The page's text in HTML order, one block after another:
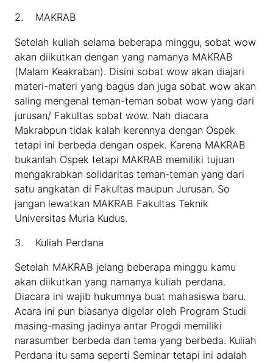
2. MAKRAB
Setelah kuliah selama beberapa minggu, sobat wow
akan diikutkan dengan yang namanya MAKRAB
(Malam Keakraban). Disini sobat wow akan diajari
materi-materi yang bagus dan juga sobat wow akan
saling mengenal teman-teman sobat wow yang dari
jurusan/ Fakultas sobat wow. Nah diacara
Makrabpun tidak kalah kerennya dengan Ospek
tetapi ini berbeda dengan ospek. Karena MAKRAB
bukanlah Ospek tetapi MAKRAB memiliki tujuan
mengakrabkan solidaritas teman-teman yang dari
satu angkatan di Fakultas maupun Jurusan. So
jangan lewatkan MAKRAB Fakultas Teknik
Universitas Muria Kudus.
3. Kuliah Perdana
Setelah MAKRAB jelang beberapa minggu kamu
akan diikutkan yang namanya kuliah perdana.
Diacara ini wajib hukumnya buat mahasiswa baru.
Acara ini pun biasanya digelar oleh Program Studi
masing-masing jadinya antar Progdi memiliki
narasumber berbeda dan tema yang berbeda. Kuliah
Perdana itu sama seperti Seminar tetapi ini adalah